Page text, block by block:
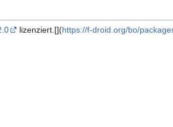
lizenziert.[](https://f-droid.org/bo/